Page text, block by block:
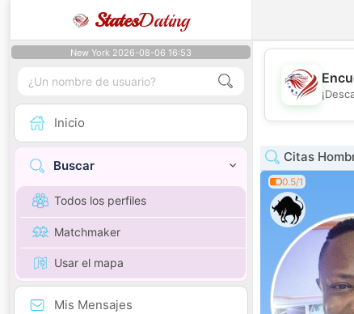
StatesDating
New York 2026-08-06 16:53
Inicio
Buscar
Todos los perfiles
Matchmaker
Usar el mapa
Mis Mensajes
Citas
0.5/1